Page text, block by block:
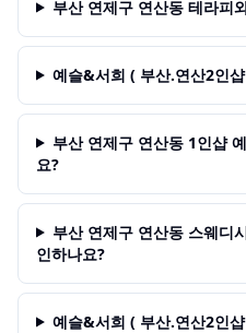
부산 연제구 연산동 테라피
예슬&서희 ( 부산.연산2인
부산 연제구 연산동 1인샵
요?
부산 연제구 연산동 스웨디
인하나요?
예슬&서희 ( 부산.연산2인